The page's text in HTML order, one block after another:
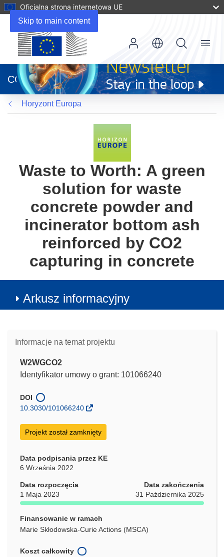
Skip to main content
Oficjalna strona internetowa UE
otworzy
się
w
nowym
oknie)
CORDIS
Menu
Horyzont Europa
Waste to Worth: A green
solution for waste
concrete powder and
incinerator bottom ash
reinforced by CO2
capturing in concrete
Arkusz informacyjny
Informacje na temat projektu
W2WGCO2
Identyfikator umowy o grant: 101066240
DOI
10.3030/101066240
Projekt został zamknięty
Data podpisania przez KE
6 Września 2022
Data rozpoczęcia
1 Maja 2023
Data zakończenia
31 Października 2025
Finansowanie w ramach
Marie Skłodowska-Curie Actions (MSCA)
Koszt całkowity